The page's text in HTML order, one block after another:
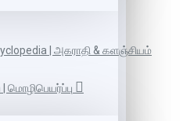
| அகராதி & களஞ்சியம்
மொழிபெயர்ப்பு